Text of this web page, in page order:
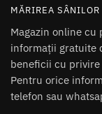
MĂRIREA SÂNILOR
Magazin online cu
informații gratuite
beneficii cu
Pentru orice
telefon sau